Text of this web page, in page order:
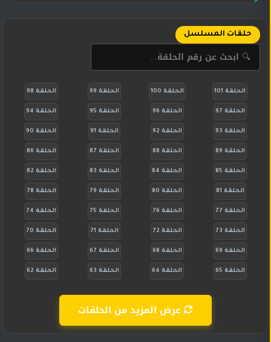
حلقات المسلسل
الحلقة 101 الحلقة 100 الحلقة 99 الحلقة 98
الحلقة 97 الحلقة 96 الحلقة 95 الحلقة 94
الحلقة 93 الحلقة 92 الحلقة 91 الحلقة 90
الحلقة 89 الحلقة 88 الحلقة 87 الحلقة 86
الحلقة 85 الحلقة 84 الحلقة 83 الحلقة 82
الحلقة 81 الحلقة 80 الحلقة 79 الحلقة 78
الحلقة 77 الحلقة 76 الحلقة 75 الحلقة 74
الحلقة 73 الحلقة 72 الحلقة 71 الحلقة 70
الحلقة 69 الحلقة 68 الحلقة 67 الحلقة 66
الحلقة 65 الحلقة 64 الحلقة 63 الحلقة 62
عرض المزيد من الحلقات